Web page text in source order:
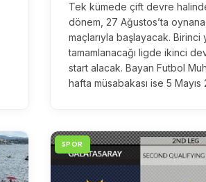
Tek kümede çift devre
dönem, 27 Ağustos’ta
maçlarıyla başlayacak. Birinci
tamamlanacağı ligde ikinci
start alacak. Bayan Futbol
hafta müsabakası ise 5
SPOR